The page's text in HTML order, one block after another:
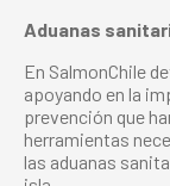
Aduanas
En SalmonChile
apoyando en la
prevención que
herramientas
las aduanas